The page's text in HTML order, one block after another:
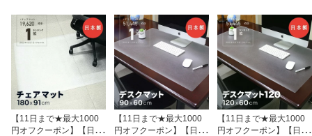
水 リア用 汎用 カーマッ
ト 汚れ防止 水洗い 後部
座席 2列目 車中泊 車マッ
ト スペーシア タント カ
スタム デイズ ルークス
汎用 カーマット 汚れ防
止 ゴム 水洗い OK 後部
座席 2列目 3列目 釣り 車
中泊 車マットヴォクシー
ハイエース 送料無料
乗用車 普通車 SUV ミニ
バン フロント PVC製 立
体マット 防水 バケット
マット 汚れ防止 水洗い
車中泊 ハイエース 送料
無料
【11日まで★最大1000
円オフクーポン】【日本
【11日まで★最大1000
円オフクーポン】【日本
【11日まで★最大1000
円オフクーポン】【日本